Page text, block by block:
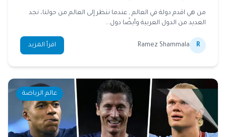
من هي اقدم دولة في العالم , عندما ننظر إلى العالم من حولنا، نجد
العديد من الدول العربية وأيضًا دول...
R
Ramez Shammala اقرأ المزيد
عالم الرياضة